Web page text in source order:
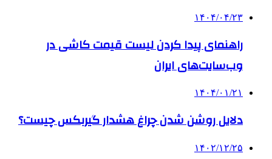
۱۴۰۴/۰۴/۲۳
راهنمای پیدا کردن لیست قیمت کاشی در
وب‌سایت‌های ایران
۱۴۰۴/۰۱/۲۱
دلایل روشن شدن چراغ هشدار گیربکس چیست؟
۱۴۰۲/۱۲/۲۵